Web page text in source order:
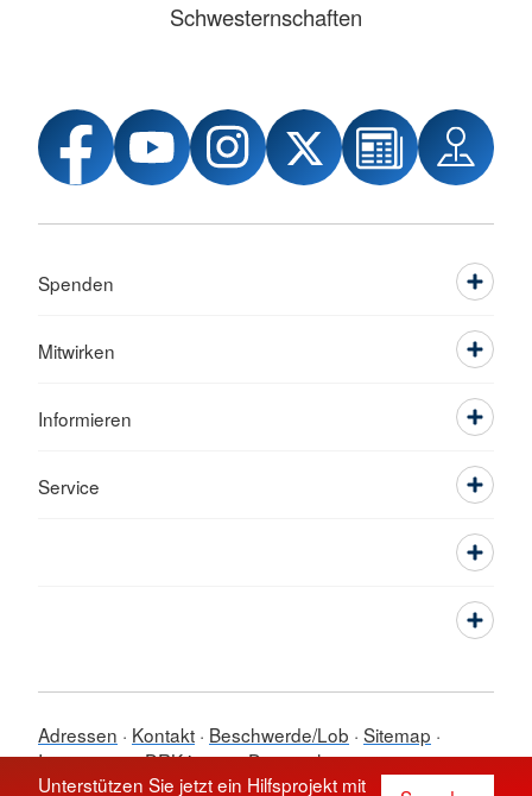
Unterstützen Sie jetzt ein Hilfsprojekt mit
Schwesternschaften
Spenden
Mitwirken
Informieren
Service
Adressen Kontakt Beschwerde/Lob Sitemap
Impressum DRK intern Datenschutz
© 2026 Kreisverband Lindau (B)